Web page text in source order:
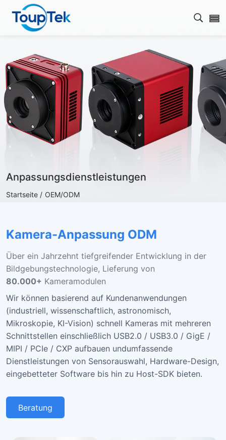
Open
Anpassungsdienstleistungen
Startseite / OEM/ODM
Kamera-Anpassung ODM
Über ein Jahrzehnt tiefgreifender Entwicklung in der
Bildgebungstechnologie, Lieferung von
80.000+ Kameramodulen
Wir können basierend auf Kundenanwendungen
(industriell, wissenschaftlich, astronomisch,
Mikroskopie, KI-Vision) schnell Kameras mit mehreren
Schnittstellen einschließlich USB2.0 / USB3.0 / GigE /
MIPI / PCIe / CXP aufbauen undumfassende
Dienstleistungen von Sensorauswahl, Hardware-Design,
eingebetteter Software bis hin zu Host-SDK bieten.
Beratung